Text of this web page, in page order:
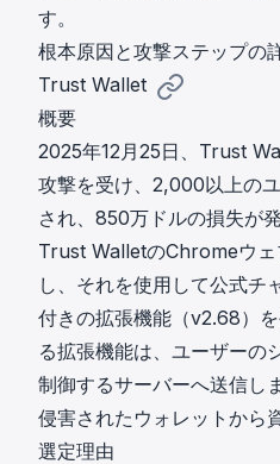
す。
根本原因と攻撃ステップの
Trust Wallet
概要
2025年12月25日、Trust
攻撃を受け、2,000以上の
され、850万ドルの損失が
Trust WalletのChromeウ
し、それを使用して公式チ
付きの拡張機能（v2.68）
る拡張機能は、ユーザーの
制御するサーバーへ送信し
侵害されたウォレットから
選定理由